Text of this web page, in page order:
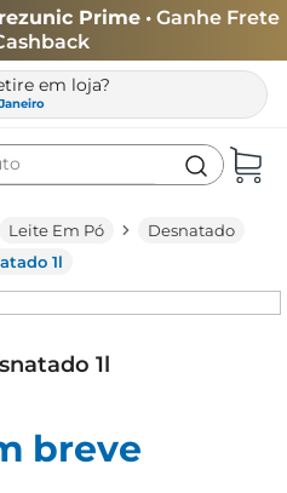
Prime • Ganhe Frete
em loja?
Leite Em Pó
Desnatado
1l
1l
breve